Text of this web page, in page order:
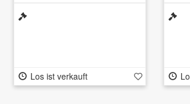
Los ist verkauft